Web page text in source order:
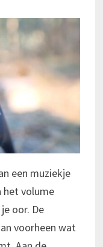
een muziekje
het volume
oor. De
voorheen wat